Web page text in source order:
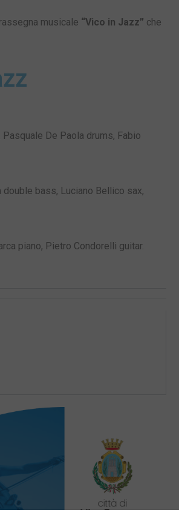
musicale “Vico in Jazz” che
De Paola drums, Fabio
bass, Luciano Bellico sax,
piano, Pietro Condorelli guitar.